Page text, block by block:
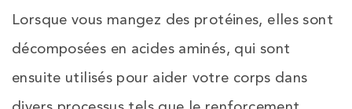
Lorsque vous mangez des protéines, elles sont
décomposées en acides aminés, qui sont
ensuite utilisés pour aider votre corps dans